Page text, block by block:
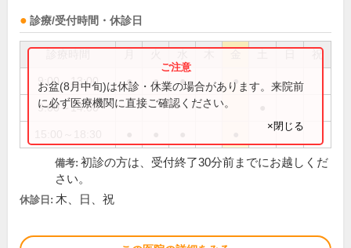
診療/受付時間・休診日
祝
9:00～13:00 ● ● ● ●
9:00～14:00
お盆(8月中旬)は休診・休業の場合があります。来院前
に必ず医療機関に直接ご確認ください。
×閉じる
備考: 初診の方は、受付終了30分前までにお越しくだ
さい。
休診日: 木、日、祝